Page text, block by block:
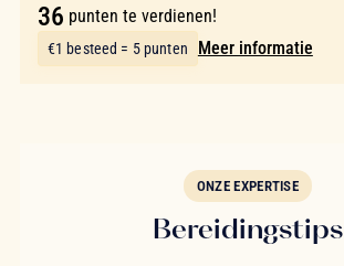
36 punten te verdienen!
€1 besteed = 5 punten Meer informatie
ONZE EXPERTISE
Bereidingstips